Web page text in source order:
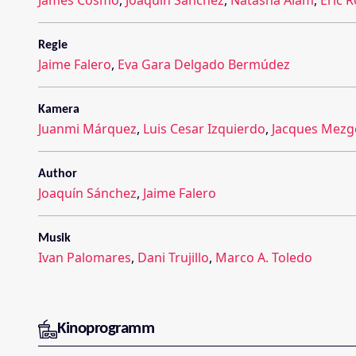
Regie
Jaime Falero, Eva Gara Delgado Bermúdez
Kamera
Juanmi Márquez, Luis Cesar Izquierdo, Jacques
Author
Joaquín Sánchez, Jaime Falero
Musik
Ivan Palomares, Dani Trujillo, Marco A. Toledo
Kinoprogramm